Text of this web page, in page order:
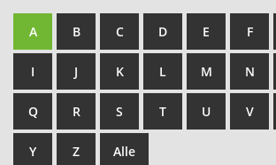
A B C D E F
I J K L M N
Q R S T U V
Y Z Alle